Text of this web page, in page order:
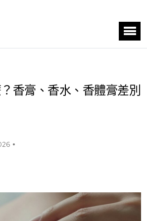
香膏、香水、香體膏差別